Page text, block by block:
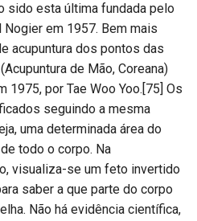
sido esta última fundada pelo
em 1957. Bem mais
acupuntura dos pontos das
de Mão, Coreana)
por Tae Woo Yoo.[75] Os
seguindo a mesma
uma determinada área do
todo o corpo. Na
visualiza-se um feto invertido
saber a que parte do corpo
Não há evidência científica,